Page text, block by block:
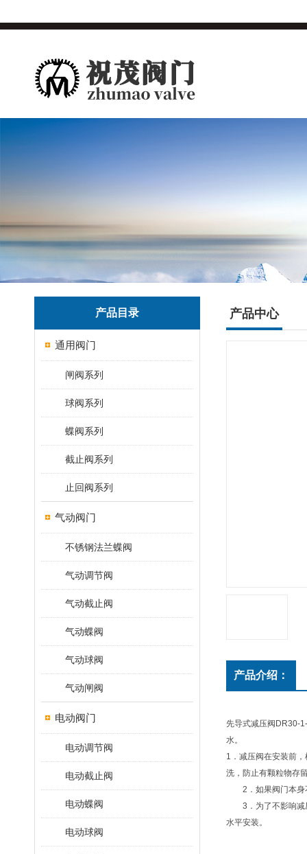
产品目录
通用阀门
闸阀系列
球阀系列
蝶阀系列
截止阀系列
止回阀系列
气动阀门
不锈钢法兰蝶阀
气动调节阀
气动截止阀
气动蝶阀
气动球阀
气动闸阀
电动阀门
电动调节阀
电动截止阀
电动蝶阀
电动球阀
产品中心
产品介绍：
先导式减压阀DR30-
水。
1．减压阀在安装前
洗，防止有颗粒物存
2．如果阀门本身不
3．为了不影响减压
水平安装。